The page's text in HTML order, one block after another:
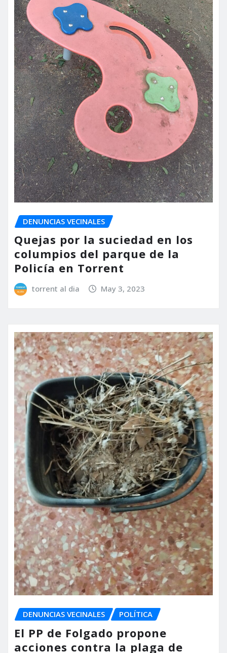
DENUNCIAS VECINALES
Quejas por la suciedad en los
columpios del parque de la
Policía en Torrent
torrent al dia May 3, 2023
DENUNCIAS VECINALES POLÍTICA
El PP de Folgado propone
acciones contra la plaga de